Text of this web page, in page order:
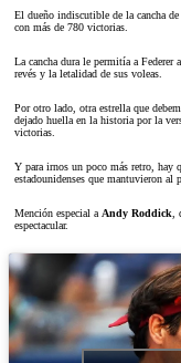
El dueño indiscutible de la cancha de
con más de 780 victorias.
La cancha dura le permitía a Federer
revés y la letalidad de sus voleas.
Por otro lado, otra estrella que
dejado huella en la historia por la
victorias.
Y para irnos un poco más retro, hay
estadounidenses que mantuvieron al
Mención especial a Andy Roddick
espectacular.